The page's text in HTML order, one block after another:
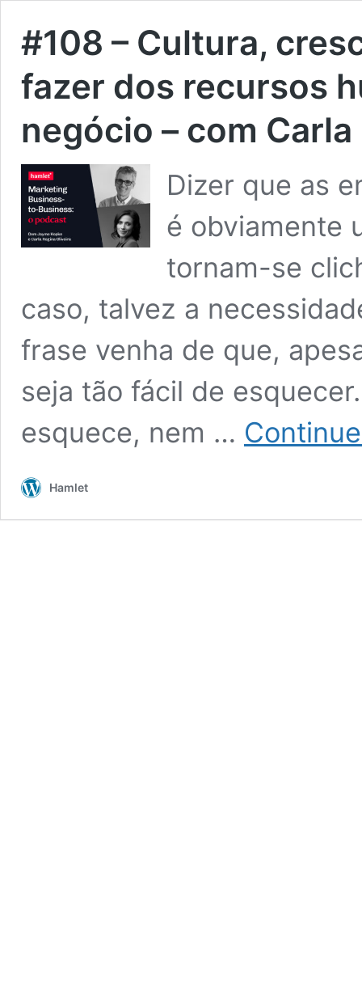
#108 – Cultura,
fazer dos recursos
negócio – com
Dizer que as
é obviamente
tornam-se
caso, talvez a
frase venha de que,
seja tão fácil de
esquece, nem …
Hamlet